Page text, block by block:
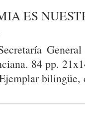
ES
84 pp.
bilingüe,